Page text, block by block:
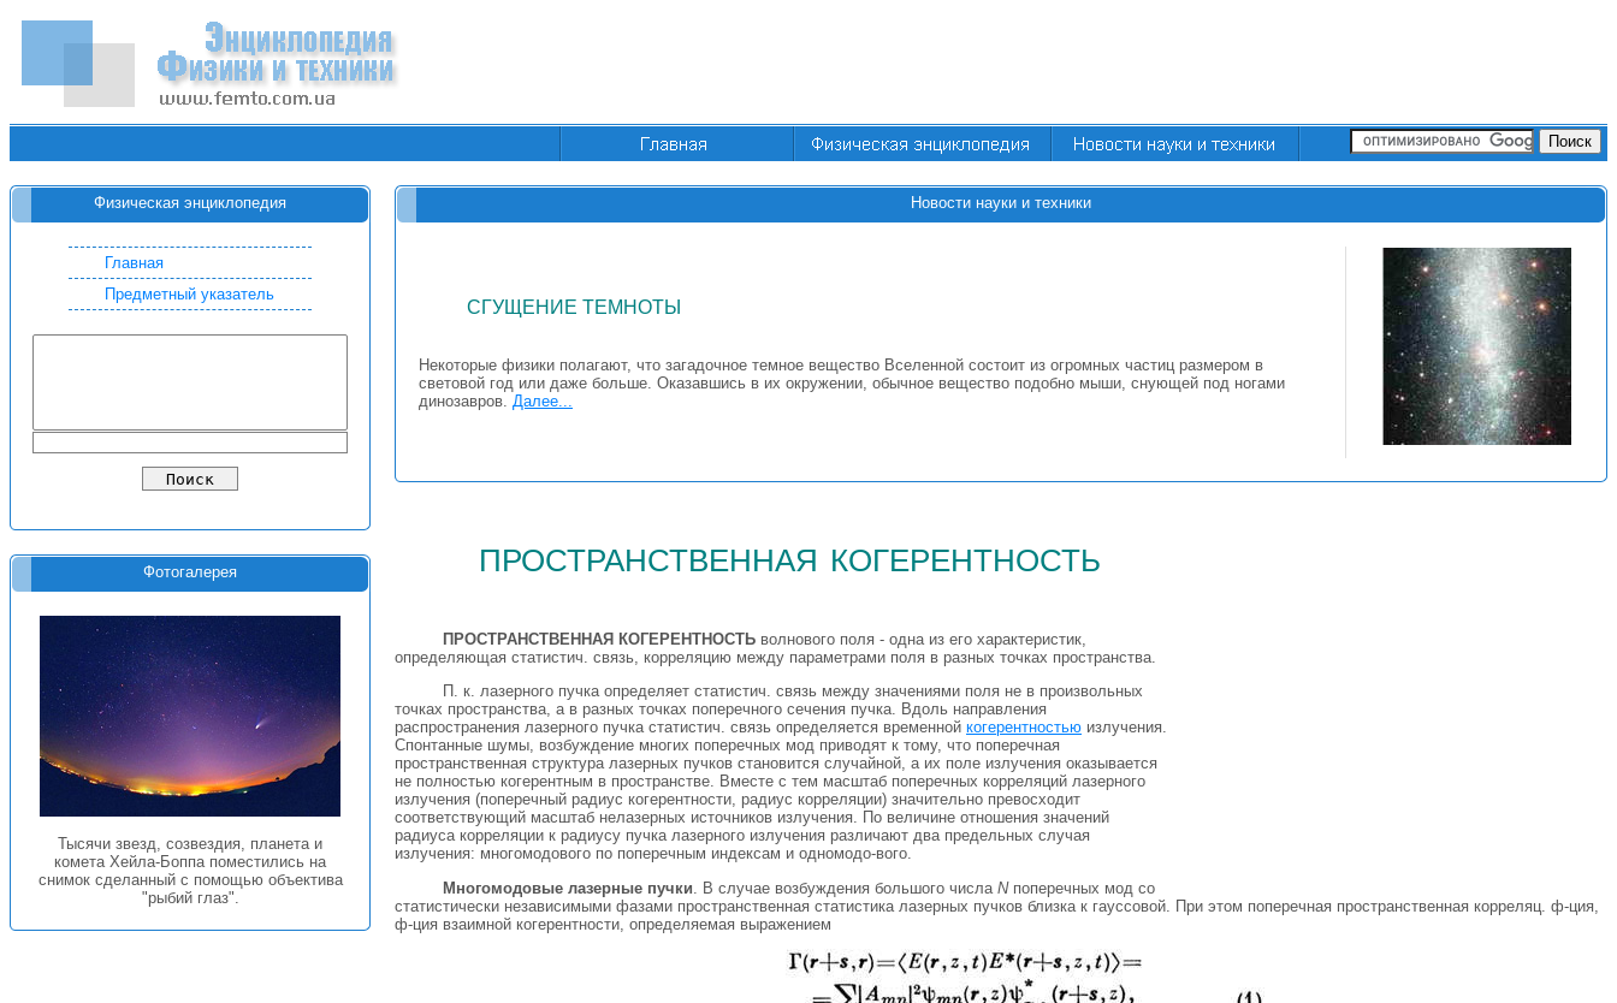
Физическая энциклопедия
Главная
Предметный указатель
Фотогалерея
Тысячи звезд, созвездия, планета и
комета Хейла-Боппа поместились на
снимок сделанный с помощью объектива
"рыбий глаз".
Новости науки и техники
СГУЩЕНИЕ ТЕМНОТЫ
Некоторые физики полагают, что загадочное темное вещество Вселенной состоит из огромных частиц размером в
световой год или даже больше. Оказавшись в их окружении, обычное вещество подобно мыши, снующей под ногами
динозавров. Далее...
пространственная когерентность
ПРОСТРАНСТВЕННАЯ КОГЕРЕНТНОСТЬ волнового поля - одна из его характеристик,
определяющая статистич. связь, корреляцию между параметрами поля в разных точках пространства.
П. к. лазерного пучка определяет статистич. связь между значениями поля не в произвольных
точках пространства, а в разных точках поперечного сечения пучка. Вдоль направления
распространения лазерного пучка статистич. связь определяется временной когерентностью излучения.
Спонтанные шумы, возбуждение многих поперечных мод приводят к тому, что поперечная
пространственная структура лазерных пучков становится случайной, а их поле излучения оказывается
не полностью когерентным в пространстве. Вместе с тем масштаб поперечных корреляций лазерного
излучения (поперечный радиус когерентности, радиус корреляции) значительно превосходит
соответствующий масштаб нелазерных источников излучения. По величине отношения значений
радиуса корреляции к радиусу пучка лазерного излучения различают два предельных случая
излучения: многомодового по поперечным индексам и одномодо-вого.
Многомодовые лазерные пучки . В случае возбуждения большого числа Nпоперечных мод со
статистически независимыми фазами пространственная статистика лазерных пучков близка к гауссовой. При этом поперечная пространственная корреляц. ф-ция,
ф-ция взаимной когерентности, определяемая выражением